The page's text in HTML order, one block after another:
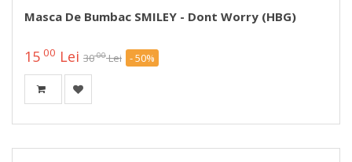
Masca De Bumbac SMILEY - Dont Worry (HBG)
15 00 Lei 3000 Lei - 50%